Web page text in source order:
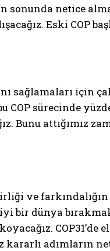
sonunda netice
Eski COP
sağlamaları için
sürecinde
Bunu attığımız
ve
bir dünya
COP31’de
kararlı adımların